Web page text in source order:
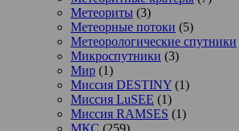
Метеориты (3)
Метеорные потоки (5)
Метеорологические спутники
Микроспутники (3)
Мир (1)
Миссия DESTINY (1)
Миссия LuSEE (1)
Миссия RAMSES (1)
МКС (259)